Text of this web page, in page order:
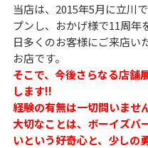
当店は、2015年5月に立川
プンし、おかげ様で11周
日多くのお客様にご来店い
お店です。
そこで、今後さらなる店舗
します!!
経験の有無は一切問いませ
大切なことは、ボーイズバ
いという好奇心と、少しの